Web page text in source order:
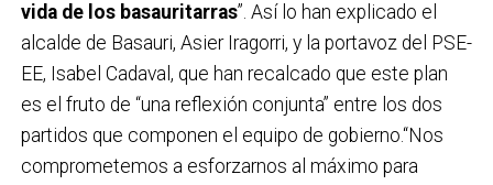
vida de los basauritarras”. Así lo han explicado el
alcalde de Basauri, Asier Iragorri, y la portavoz del PSE-
EE, Isabel Cadaval, que han recalcado que este plan
es el fruto de “una reflexión conjunta” entre los dos
partidos que componen el equipo de gobierno.“Nos
comprometemos a esforzarnos al máximo para